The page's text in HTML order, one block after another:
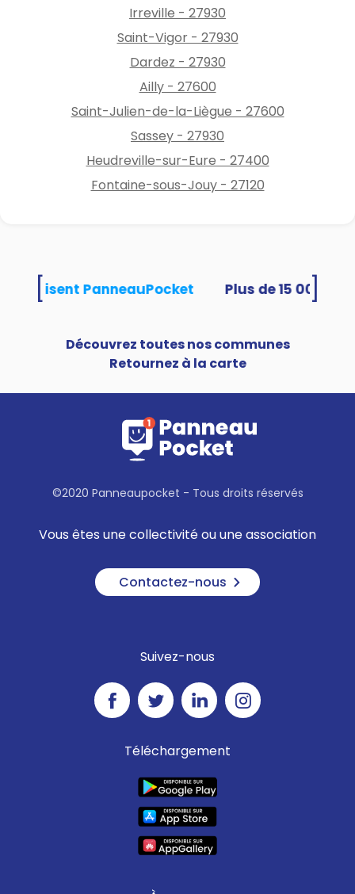
Irreville - 27930
Saint-Vigor - 27930
Dardez - 27930
Ailly - 27600
Saint-Julien-de-la-Liègue - 27600
Sassey - 27930
Heudreville-sur-Eure - 27400
Fontaine-sous-Jouy - 27120
utilisent PanneauPocket
Découvrez toutes nos communes
Retournez à la carte
©2020 Panneaupocket - Tous droits réservés
Vous êtes une collectivité ou une association
Contactez-nous
Suivez-nous
Téléchargement